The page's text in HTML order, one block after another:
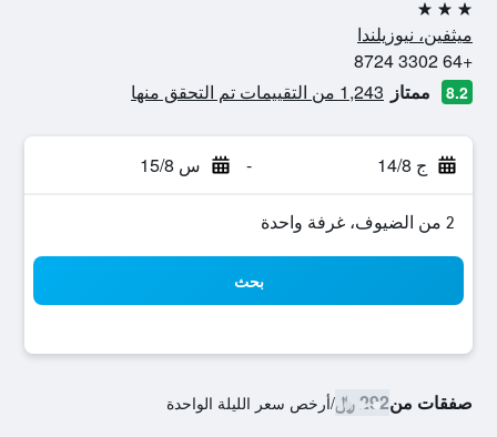
3 نجوم
ميثفين، نيوزيلندا
+64 3302 8724
8.2 ممتاز 1,243 من التقييمات تم التحقق منها
ج 14/8 - س 15/8
2 من الضيوف، غرفة واحدة
بحث
صفقات من292 ﷼ /أرخص سعر الليلة الواحدة